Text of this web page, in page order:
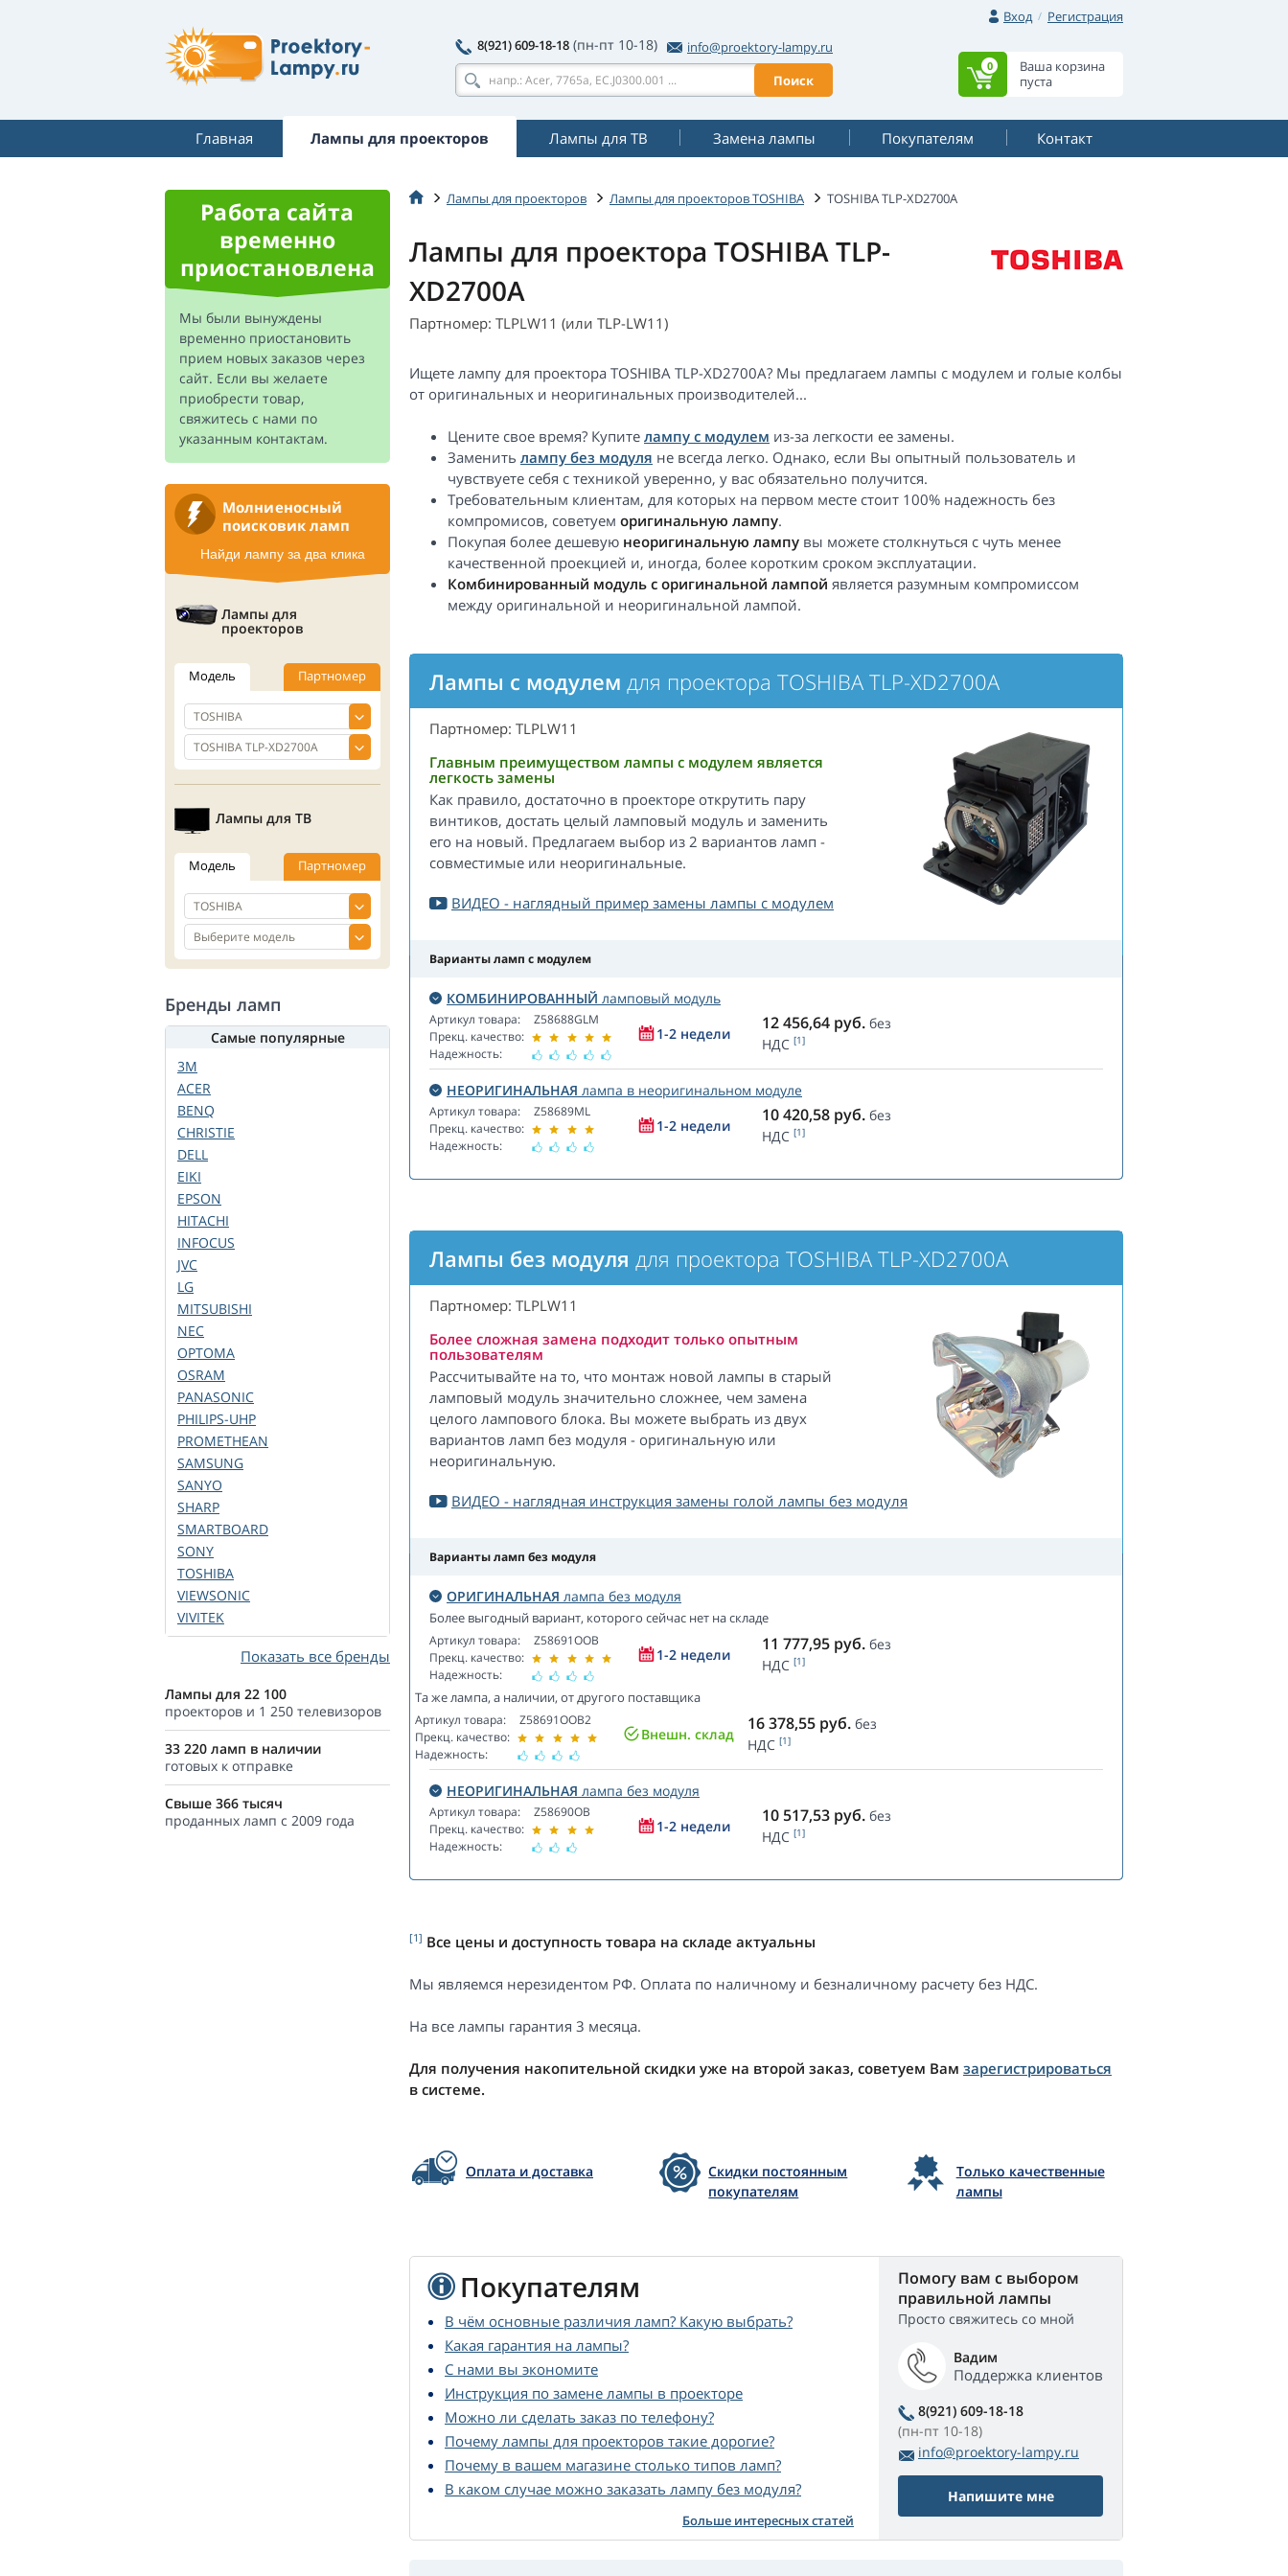
Вход
Регистрация
8(921) 609-18-18 (пн-пт 10-18)
info@proektory-lampy.ru
Поиск
Ваша корзина
пуста
0
Главная Лампы для проекторов Лампы для ТВ Замена лампы Покупателям Контакт
Лампы для проекторов Лампы для проекторов TOSHIBA TOSHIBA TLP-XD2700A
Лампы для проектора TOSHIBA TLP-
XD2700A
Партномер: TLPLW11 (или TLP-LW11)
Ищете лампу для проектора TOSHIBA TLP-XD2700A? Мы предлагаем лампы с модулем и голые колбы
от оригинальных и неоригинальных производителей...
Цените свое время? Купите лампу с модулем из-за легкости ее замены.
Заменить лампу без модуля не всегда легко. Однако, если Вы опытный пользователь и
чувствуете себя с техникой уверенно, у вас обязательно получится.
Требовательным клиентам, для которых на первом месте стоит 100% надежность без
компромисов, советуем оригинальную лампу.
Покупая более дешевую неоригинальную лампу вы можете столкнуться с чуть менее
качественной проекцией и, иногда, более коротким сроком эксплуатации.
Комбинированный модуль с оригинальной лампой является разумным компромиссом
между оригинальной и неоригинальной лампой.
Лампы с модулем для проектора TOSHIBA TLP-XD2700A
Партномер: TLPLW11
Главным преимуществом лампы с модулем является
легкость замены
Как правило, достаточно в проекторе открутить пару
винтиков, достать целый ламповый модуль и заменить
его на новый. Предлагаем выбор из 2 вариантов ламп -
совместимые или неоригинальные.
ВИДЕО - наглядный пример замены лампы с модулем
Варианты ламп с модулем
КОМБИНИРОВАННЫЙ ламповый модуль
Артикул товара:
Прекц. качество:
Надежность:
Z58688GLM
1-2 недели
12 456,64 руб. без
НДС [1]
НЕОРИГИНАЛЬНАЯ лампа в неоригинальном модуле
Артикул товара:
Прекц. качество:
Надежность:
Z58689ML
1-2 недели
10 420,58 руб. без
НДС [1]
Лампы без модуля для проектора TOSHIBA TLP-XD2700A
Партномер: TLPLW11
Более сложная замена подходит только опытным
пользователям
Рассчитывайте на то, что монтаж новой лампы в старый
ламповый модуль значительно сложнее, чем замена
целого лампового блока. Вы можете выбрать из двух
вариантов ламп без модуля - оригинальную или
неоригинальную.
ВИДЕО - наглядная инструкция замены голой лампы без модуля
Варианты ламп без модуля
ОРИГИНАЛЬНАЯ лампа без модуля
Более выгодный вариант, которого сейчас нет на складе
Артикул товара:
Прекц. качество:
Надежность:
Z58691OOB
1-2 недели
11 777,95 руб. без
НДС [1]
Та же лампа, а наличии, от другого поставщика
Артикул товара:
Прекц. качество:
Надежность:
Z58691OOB2
Внешн. склад
16 378,55 руб. без
НДС [1]
НЕОРИГИНАЛЬНАЯ лампа без модуля
Артикул товара:
Прекц. качество:
Надежность:
Z58690OB
1-2 недели
10 517,53 руб. без
НДС [1]
[1] Все цены и доступность товара на складе актуальны
Мы являемся нерезидентом РФ. Оплата по наличному и безналичному расчету без НДС.
На все лампы гарантия 3 месяца.
Для получения накопительной скидки уже на второй заказ, советуем Вам зарегистрироваться
в системе.
Оплата и доставка
Скидки постоянным
покупателям
Только качественные
лампы
Покупателям
В чём основные различия ламп? Какую выбрать?
Какая гарантия на лампы?
С нами вы экономите
Инструкция по замене лампы в проекторе
Можно ли сделать заказ по телефону?
Почему лампы для проекторов такие дорогие?
Почему в вашем магазине столько типов ламп?
В каком случае можно заказать лампу без модуля?
Больше интересных статей
Помогу вам с выбором
правильной лампы
Просто свяжитесь со мной
Вадим
Поддержка клиентов
8(921) 609-18-18
(пн-пт 10-18)
info@proektory-lampy.ru
Напишите мне
Работа сайта
временно
приостановлена
Мы были вынуждены
временно приостановить
прием новых заказов через
сайт. Если вы желаете
приобрести товар,
свяжитесь с нами по
указанным контактам.
Молниеносный
поисковик ламп
Найди лампу за два клика
Лампы для
проекторов
Модель Партномер
Лампы для ТВ
Модель Партномер
Бренды ламп
Самые популярные
3M
ACER
BENQ
CHRISTIE
DELL
EIKI
EPSON
HITACHI
INFOCUS
JVC
LG
MITSUBISHI
NEC
OPTOMA
OSRAM
PANASONIC
PHILIPS-UHP
PROMETHEAN
SAMSUNG
SANYO
SHARP
SMARTBOARD
SONY
TOSHIBA
VIEWSONIC
VIVITEK
Показать все бренды
Лампы для 22 100
проекторов и 1 250 телевизоров
33 220 ламп в наличии
готовых к отправке
Свыше 366 тысяч
проданных ламп с 2009 года